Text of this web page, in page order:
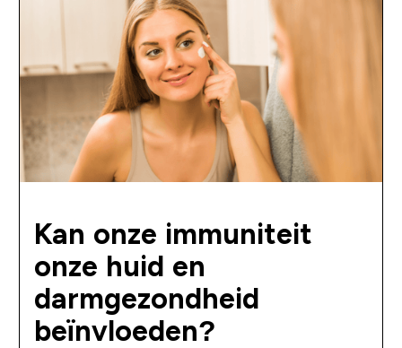
Kan onze immuniteit
onze huid en
darmgezondheid
beïnvloeden?